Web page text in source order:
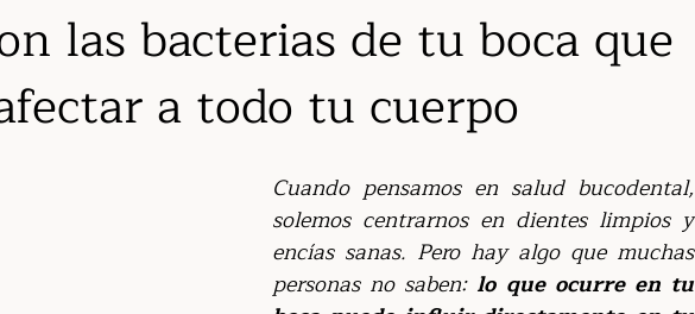
dentales dolor Gengivitis Enfermedades autoinmunes
las bacterias de tu boca que
a todo tu cuerpo
Cuando pensamos en salud bucodental,
solemos centrarnos en dientes limpios y
encías sanas. Pero hay algo que muchas
personas no saben: lo que ocurre en tu